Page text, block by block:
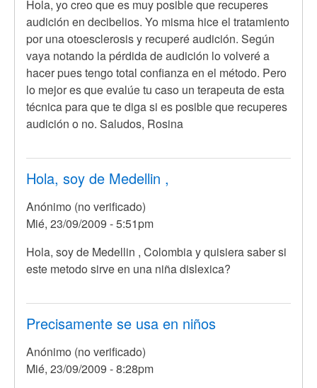
Hola, yo creo que es muy posible que recuperes
audición en decibelios. Yo misma hice el tratamiento
por una otoesclerosis y recuperé audición. Según
vaya notando la pérdida de audición lo volveré a
hacer pues tengo total confianza en el método. Pero
lo mejor es que evalúe tu caso un terapeuta de esta
técnica para que te diga si es posible que recuperes
audición o no. Saludos, Rosina
Hola, soy de Medellin ,
Anónimo (no verificado)
Mié, 23/09/2009 - 5:51pm
Hola, soy de Medellin , Colombia y quisiera saber si
este metodo sirve en una niña dislexica?
Precisamente se usa en niños
Anónimo (no verificado)
Mié, 23/09/2009 - 8:28pm